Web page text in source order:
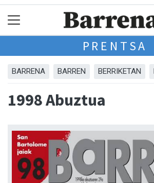
PRENTSA
BARRENA BARREN BERRIKETAN
1998 Abuztua